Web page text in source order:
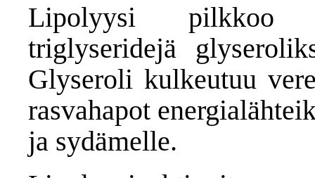
Lipolyysi pilkkoo
triglyseridejä
Glyseroli kulkeutuu
rasvahapot
ja sydämelle.